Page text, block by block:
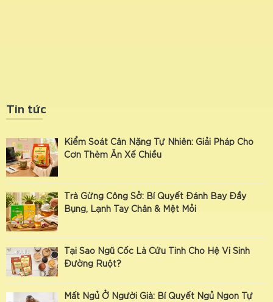
Tin tức
Kiểm Soát Cân Nặng Tự Nhiên: Giải Pháp Cho
Cơn Thèm Ăn Xế Chiều
Trà Gừng Công Sở: Bí Quyết Đánh Bay Đầy
Bụng, Lạnh Tay Chân & Mệt Mỏi
Tại Sao Ngũ Cốc Là Cứu Tinh Cho Hệ Vi Sinh
Đường Ruột?
Mất Ngủ Ở Người Già: Bí Quyết Ngủ Ngon Tự